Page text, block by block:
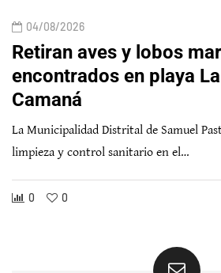
04/08/2026
Retiran aves y lobos
encontrados en playa
Camaná
La Municipalidad Distrital de Samuel
limpieza y control sanitario en el…
0 0